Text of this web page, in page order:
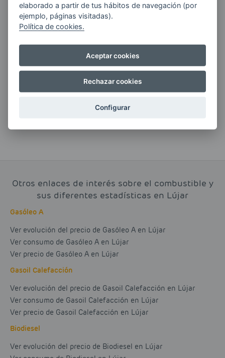
Si tienes alguna duda durante el
pedido escríbenos a:
contacto@clickgasoil.com
Otros enlaces de interés sobre el combustible y
sus diferentes estadísticas en Lújar
Gasóleo A
Ver evolución del precio de Gasóleo A en Lújar
Ver consumo de Gasóleo A en Lújar
Ver precio de Gasóleo A en Lújar
Gasoil Calefacción
Ver evolución del precio de Gasoil Calefacción en Lújar
Ver consumo de Gasoil Calefacción en Lújar
Ver precio de Gasoil Calefacción en Lújar
Biodiesel
Ver evolución del precio de Biodiesel en Lújar
elaborado a partir de tus hábitos de navegación (por
ejemplo, páginas visitadas).
Política de cookies.
Aceptar cookies
Rechazar cookies
Configurar